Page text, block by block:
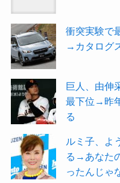
衝突実験で
→カタログ
巨人、由伸
最下位→昨
る
ルミ子、よ
る→あなた
ったんじゃ